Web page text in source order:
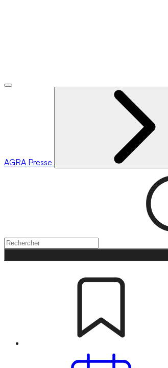
AGRA Presse